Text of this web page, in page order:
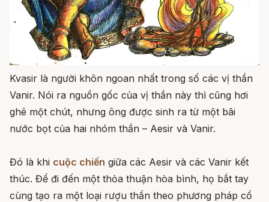
Kvasir là người khôn ngoan nhất trong số các vị thần
Vanir. Nói ra nguồn gốc của vị thần này thì cũng hơi
ghê một chút, nhưng ông được sinh ra từ một bãi
nước bọt của hai nhóm thần – Aesir và Vanir.
Đó là khi cuộc chiến giữa các Aesir và các Vanir kết
thúc. Để đi đến một thỏa thuận hòa bình, họ bắt tay
cùng tạo ra một loại rượu thần theo phương pháp cổ